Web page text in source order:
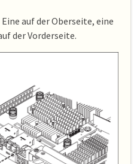
auf der Oberseite, eine
der Vorderseite.